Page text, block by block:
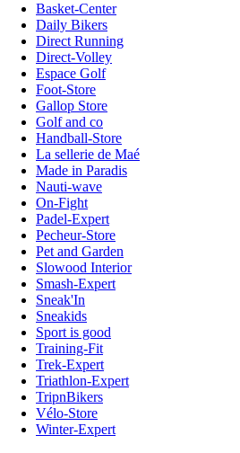
Basket-Center
Daily Bikers
Direct Running
Direct-Volley
Espace Golf
Foot-Store
Gallop Store
Golf and co
Handball-Store
La sellerie de Maé
Made in Paradis
Nauti-wave
On-Fight
Padel-Expert
Pecheur-Store
Pet and Garden
Slowood Interior
Smash-Expert
Sneak'In
Sneakids
Sport is good
Training-Fit
Trek-Expert
Triathlon-Expert
TripnBikers
Vélo-Store
Winter-Expert